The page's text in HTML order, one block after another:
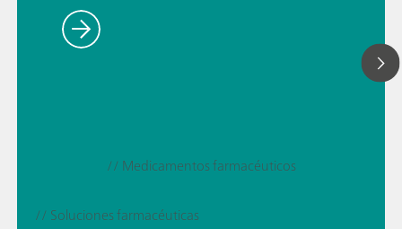
// Medicamentos farmacéuticos
// Soluciones farmacéuticas